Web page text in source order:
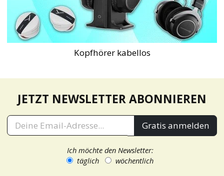
Kopfhörer kabellos
JETZT NEWSLETTER ABONNIEREN
Gratis anmelden
Ich möchte den Newsletter:
täglich
wöchentlich